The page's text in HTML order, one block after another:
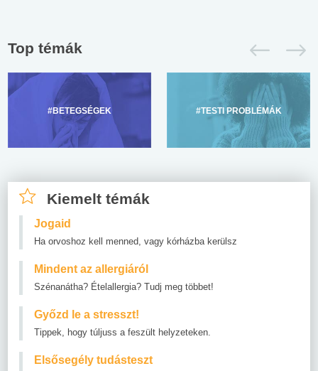
Top témák
#BETEGSÉGEK #TESTI PROBLÉMÁK
Kiemelt témák
Jogaid
Ha orvoshoz kell menned, vagy kórházba kerülsz
Mindent az allergiáról
Szénanátha? Ételallergia? Tudj meg többet!
Győzd le a stresszt!
Tippek, hogy túljuss a feszült helyzeteken.
Elsősegély tudásteszt